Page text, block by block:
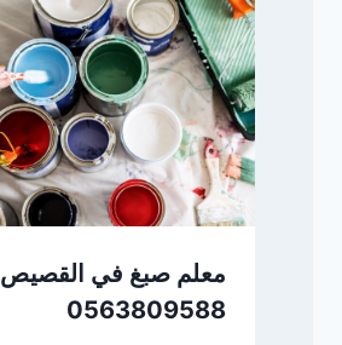
معلم صبغ في القصيص
0563809588